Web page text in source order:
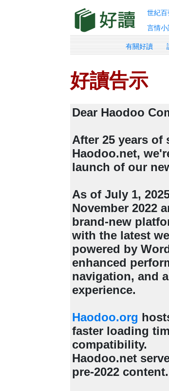
世紀百
言情小
有關好讀
好讀告示
Dear Haodoo
After 25 years
Haodoo.net,
launch of our
As of July 1,
November 2022
brand-new
with the latest
powered by
enhanced
navigation, and
experience.
Haodoo.org
faster loading
compatibility.
Haodoo.net
pre-2022 content.